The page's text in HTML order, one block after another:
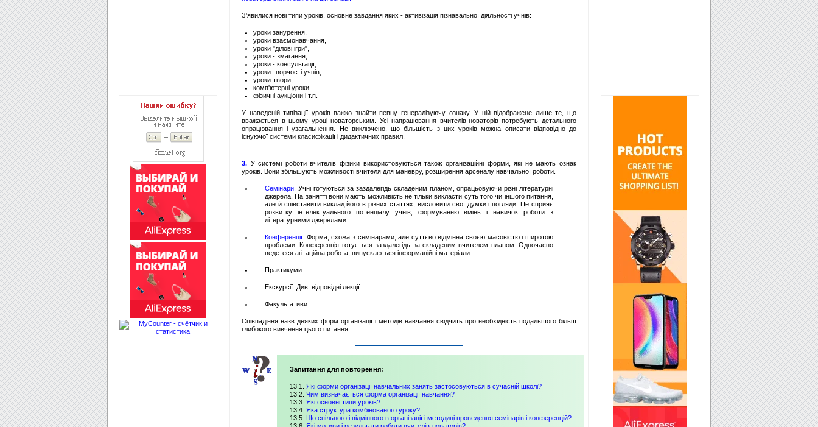
З'явилися нові типи уроків, основне завдання яких - активізація пізнавальної діяльності учнів:
уроки занурення,
уроки взаємонавчання,
уроки "ділові ігри",
уроки - змагання,
уроки - консультації,
уроки творчості учнів,
уроки-твори,
комп'ютерні уроки
фізичні аукціони і т.п.
У наведеній типізації уроків важко знайти певну генералізуючу ознаку. У ній відображене лише те, що
вважається в цьому уроці новаторським. Усі напрацювання вчителів-новаторів потребують детального
опрацювання і узагальнення. Не виключено, що більшість з цих уроків можна описати відповідно до
існуючої системи класифікації і дидактичних правил.
3. У системі роботи вчителів фізики використовуються також організаційні форми, які не мають ознак
уроків. Вони збільшують можливості вчителя для маневру, розширення арсеналу навчальної роботи.
Семінари. Учні готуються за заздалегідь складеним планом, опрацьовуючи різні літературні
джерела. На занятті вони мають можливість не тільки викласти суть того чи іншого питання,
але й співставити виклад його в різних статтях, висловити свої думки і погляди. Це сприяє
розвитку інтелектуального потенціалу учнів, формуванню вмінь і навичок роботи з
літературними джерелами.
Конференції. Форма, схожа з семінарами, але суттєво відмінна своєю масовістю і широтою
проблеми. Конференція готується заздалегідь за складеним вчителем планом. Одночасно
ведетеся агітаційна робота, випускаються інформаційні матеріали.
Практикуми.
Екскурсії. Див. відповідні лекції.
Факультативи.
Співпадіння назв деяких форм організації і методів навчання свідчить про необхідність подальшого більш
глибокого вивчення цього питання.
Запитання для повторення:
13.1. Які форми організації навчальних занять застосовуються в сучасній школі?
13.2. Чим визначається форма організації навчання?
13.3. Які основні типи уроків?
13.4. Яка структура комбінованого уроку?
13.5. Що спільного і відмінного в організації і методиці проведення семінарів і конференцій?